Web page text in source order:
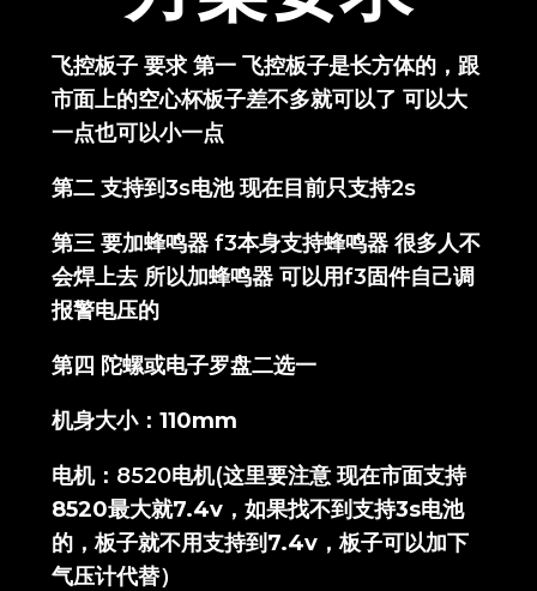
飞控板子 要求 第一 飞控板子是长方体的，跟
市面上的空心杯板子差不多就可以了 可以大
一点也可以小一点
第二 支持到3s电池 现在目前只支持2s
第三 要加蜂鸣器 f3本身支持蜂鸣器 很多人不
会焊上去 所以加蜂鸣器 可以用f3固件自己调
报警电压的
第四 陀螺或电子罗盘二选一
机身大小： 110mm
电机：8520电机(这里要注意 现在市面支持
8520最大就7.4v，如果找不到支持3s电池
的，板子就不用支持到7.4v，板子可以加下
气压计代替）